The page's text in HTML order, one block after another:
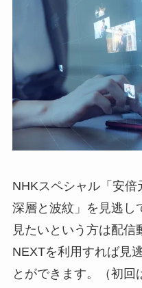
NHKスペシャル「安
深層と波紋」を見逃し
見たいという方は配信
NEXTを利用すれば見
とができます。（初回